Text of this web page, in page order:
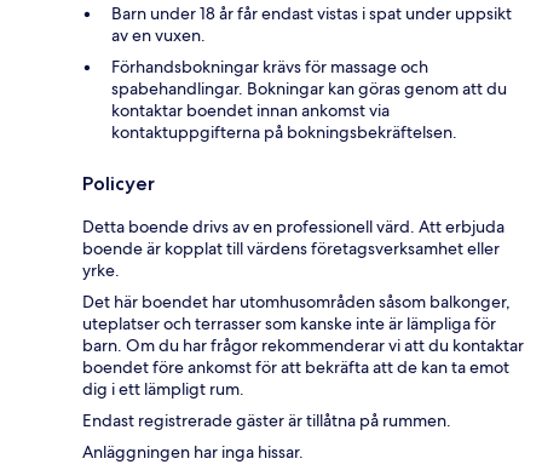
Barn under 18 år får endast vistas i spat under uppsikt
av en vuxen.
Förhandsbokningar krävs för massage och
spabehandlingar. Bokningar kan göras genom att du
kontaktar boendet innan ankomst via
kontaktuppgifterna på bokningsbekräftelsen.
Policyer
Detta boende drivs av en professionell värd. Att erbjuda
boende är kopplat till värdens företagsverksamhet eller
yrke.
Det här boendet har utomhusområden såsom balkonger,
uteplatser och terrasser som kanske inte är lämpliga för
barn. Om du har frågor rekommenderar vi att du kontaktar
boendet före ankomst för att bekräfta att de kan ta emot
dig i ett lämpligt rum.
Endast registrerade gäster är tillåtna på rummen.
Anläggningen har inga hissar.